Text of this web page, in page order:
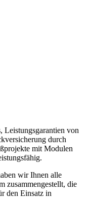
Leistungsgarantien von
durch
mit Modulen
wir Ihnen alle
zusammengestellt, die
den Einsatz in